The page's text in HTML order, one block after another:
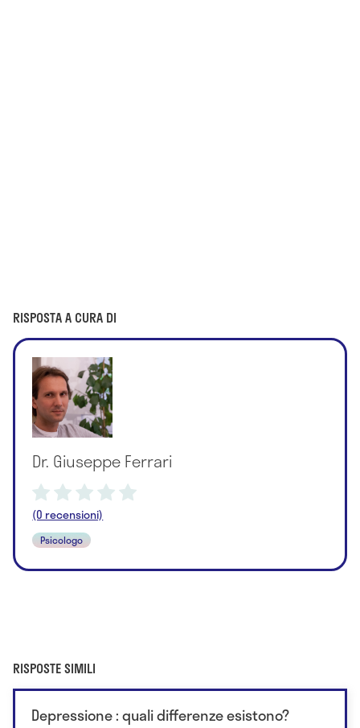
RISPOSTA A CURA DI
Dr. Giuseppe Ferrari
(0 recensioni)
Psicologo
RISPOSTE SIMILI
Depressione : quali differenze esistono?